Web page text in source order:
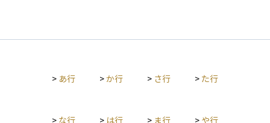
> あ行 >か行 > さ行 > た行
> な行 > は行 > ま行 > や行